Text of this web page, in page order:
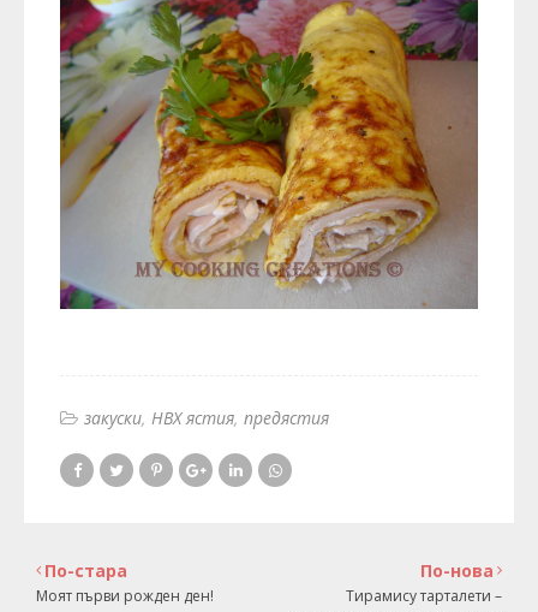
закуски НВХ ястия предястия
По-нова
Тирамису тарталети –
По-стара
Моят първи рожден ден!